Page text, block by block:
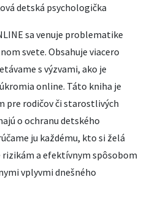
detská psychologička
sa venuje problematike
svete. Obsahuje viacero
s výzvami, ako je
online. Táto kniha je
pre rodičov či starostlivých
o ochranu detského
ju každému, kto si želá
a efektívnym spôsobom
vplyvmi dnešného